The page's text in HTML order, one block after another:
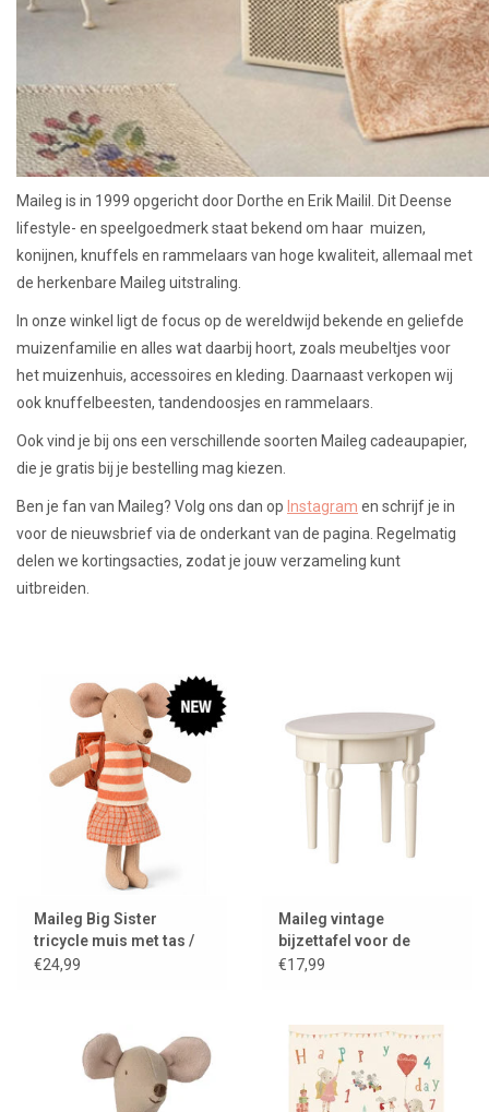
Maileg is in 1999 opgericht door Dorthe en Erik Mailil. Dit Deense
lifestyle- en speelgoedmerk staat bekend om haar muizen,
konijnen, knuffels en rammelaars van hoge kwaliteit, allemaal met
de herkenbare Maileg uitstraling.
In onze winkel ligt de focus op de wereldwijd bekende en geliefde
muizenfamilie en alles wat daarbij hoort, zoals meubeltjes voor
het muizenhuis, accessoires en kleding. Daarnaast verkopen wij
ook knuffelbeesten, tandendoosjes en rammelaars.
Ook vind je bij ons een verschillende soorten Maileg cadeaupapier,
die je gratis bij je bestelling mag kiezen.
Ben je fan van Maileg? Volg ons dan op Instagram en schrijf je in
voor de nieuwsbrief via de onderkant van de pagina. Regelmatig
delen we kortingsacties, zodat je jouw verzameling kunt
uitbreiden.
Maileg Big Sister
tricycle muis met tas /
coral
€24,99
Maileg vintage
bijzettafel voor de
muisjes
€17,99